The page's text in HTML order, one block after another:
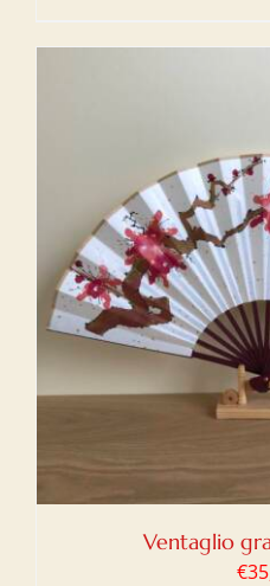
Ventaglio
€